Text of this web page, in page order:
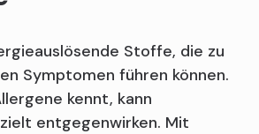
Stoffe, die zu
Symptomen führen können.
kennt, kann
entgegenwirken. Mit